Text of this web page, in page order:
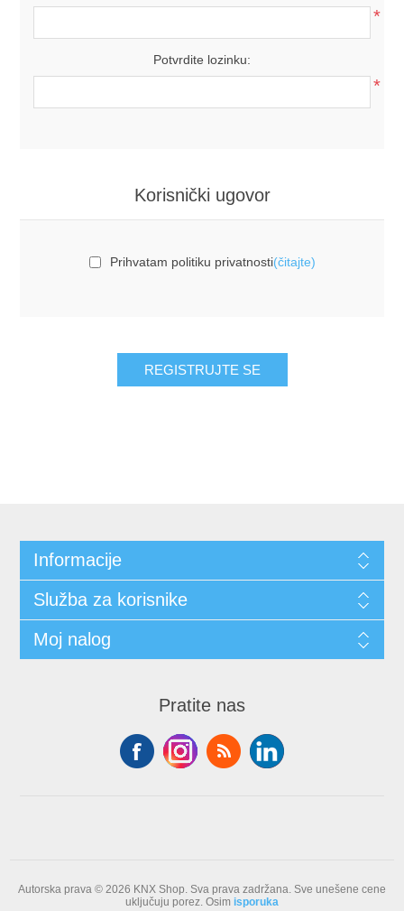
*
Potvrdite lozinku:
*
Korisnički ugovor
Prihvatam politiku privatnosti(čitajte)
Informacije
Služba za korisnike
Moj nalog
Pratite nas
Autorska prava © 2026 KNX Shop. Sva prava zadržana. Sve unešene cene
uključuju porez. Osim isporuka